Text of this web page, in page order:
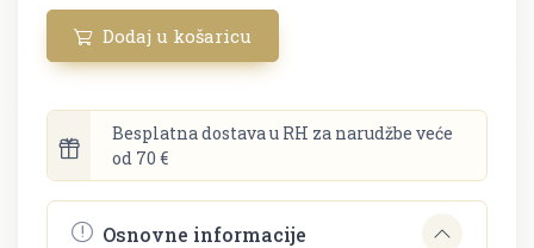
Dodaj u košaricu
Besplatna dostava u RH za narudžbe veće
od 70 €
Osnovne informacije